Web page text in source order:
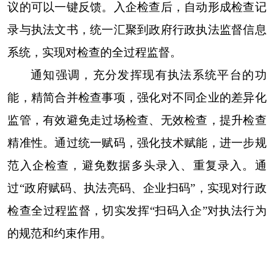
议的可以一键反馈。入企检查后，自动形成检查记
录与执法文书，统一汇聚到政府行政执法监督信息
系统，实现对检查的全过程监督。
通知强调，充分发挥现有执法系统平台的功
能，精简合并检查事项，强化对不同企业的差异化
监管，有效避免走过场检查、无效检查，提升检查
精准性。通过统一赋码，强化技术赋能，进一步规
范入企检查，避免数据多头录入、重复录入。通
过“政府赋码、执法亮码、企业扫码”，实现对行政
检查全过程监督，切实发挥“扫码入企”对执法行为
的规范和约束作用。